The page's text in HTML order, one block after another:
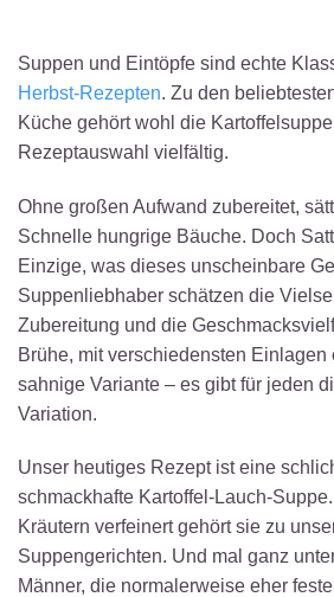
Suppen und Eintöpfe sind echte
Herbst-Rezepten. Zu den
Küche gehört wohl die
Rezeptauswahl vielfältig.
Ohne großen Aufwand zubereitet,
Schnelle hungrige Bäuche. Doch
Einzige, was dieses unscheinbare
Suppenliebhaber schätzen die
Zubereitung und die
Brühe, mit verschiedensten Einlagen
sahnige Variante – es gibt für jeden
Variation.
Unser heutiges Rezept ist eine
schmackhafte Kartoffel-Lauch-
Kräutern verfeinert gehört sie zu
Suppengerichten. Und mal ganz
Männer, die normalerweise eher